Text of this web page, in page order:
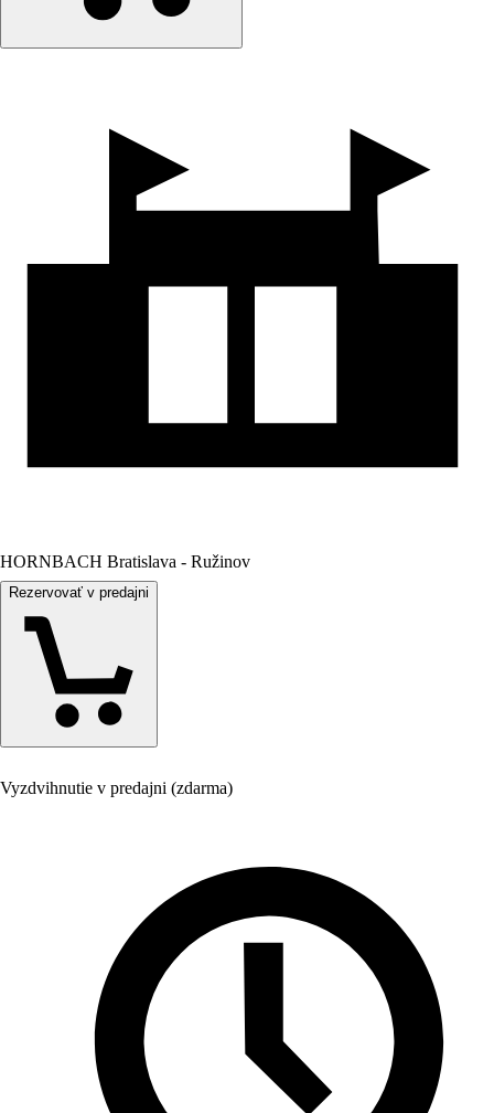
HORNBACH Bratislava - Ružinov
Rezervovať v predajni
Vyzdvihnutie v predajni (zdarma)